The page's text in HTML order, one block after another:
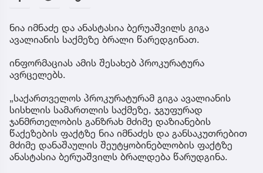
ნია იმნაძე და ანასტასია ბერუაშვილს გიგა
ავალიანის საქმეზე ბრალი წარედგინათ.
ინფორმაციას ამის შესახებ პროკურატურა
ავრცელებს.
„საქართველოს პროკურატურამ გიგა ავალიანის
სისხლის სამართლის საქმეზე, ჯგუფურად
ჯანმრთელობის განზრახ მძიმე დაზიანების
წაქეზების ფაქტზე ნია იმნაძეს და განსაკუთრებით
მძიმე დანაშაულის შეუტყობინებლობის ფაქტზე
ანასტასია ბერუაშვილს ბრალდება წარუდგინა.